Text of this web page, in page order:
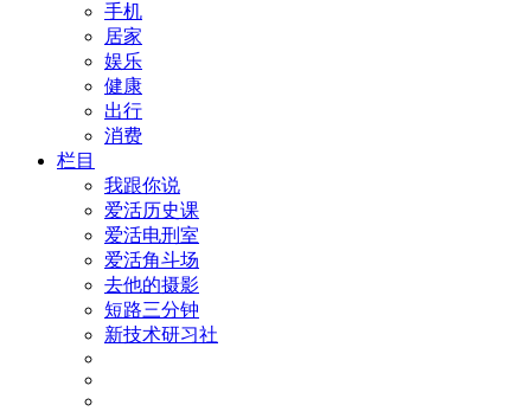
手机
居家
娱乐
健康
出行
消费
栏目
我跟你说
爱活历史课
爱活电刑室
爱活角斗场
去他的摄影
短路三分钟
新技术研习社